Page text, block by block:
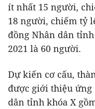
ít nhất 15 người,
18 người, chiếm tỷ
đồng Nhân dân
2021 là 60 người.
Dự kiến cơ cấu,
được giới thiệu ứng
dân tỉnh khóa X